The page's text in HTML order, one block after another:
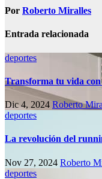
Por Roberto Miralles
Entrada relacionada
deportes
Transforma tu vida con
Dic 4, 2024 Roberto
deportes
La revolución del
Nov 27, 2024 Roberto
deportes